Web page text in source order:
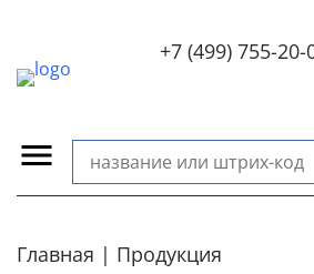
+7 (499) 755-20-
Главная Продукция